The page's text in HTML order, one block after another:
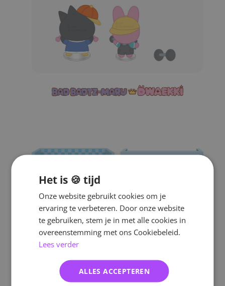
Het is 🍪 tijd
Onze website gebruikt cookies om je
ervaring te verbeteren. Door onze website
te gebruiken, stem je in met alle cookies in
overeenstemming met ons Cookiebeleid.
Lees verder
ALLES ACCEPTEREN